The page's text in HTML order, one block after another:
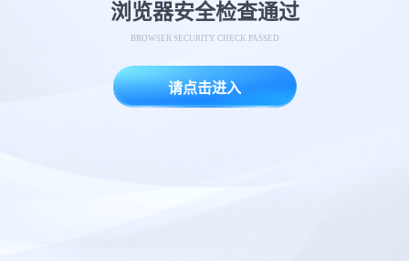
浏览器安全检查通过
BROWSER SECURITY CHECK PASSED
请点击进入